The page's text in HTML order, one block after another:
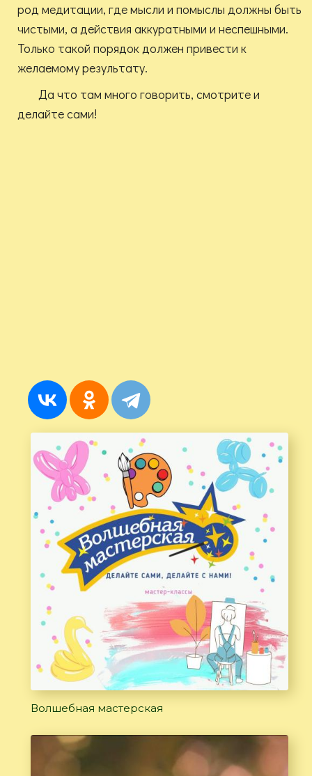
род медитации, где мысли и помыслы должны быть
чистыми, а действия аккуратными и неспешными.
Только такой порядок должен привести к
желаемому результату.
Да что там много говорить, смотрите и
делайте сами!
Волшебная мастерская